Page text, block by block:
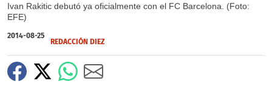
Ivan Rakitic debutó ya oficialmente con el FC Barcelona. (Foto:
EFE)
2014-08-25
REDACCIÓN DIEZ